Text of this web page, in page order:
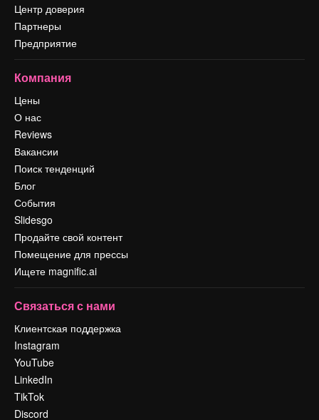
Центр доверия
Партнеры
Предприятие
Компания
Цены
О нас
Reviews
Вакансии
Поиск тенденций
Блог
События
Slidesgo
Продайте свой контент
Помещение для прессы
Ищете magnific.ai
Связаться с нами
Клиентская поддержка
Instagram
YouTube
LinkedIn
TikTok
Discord